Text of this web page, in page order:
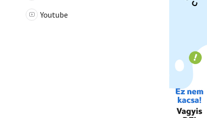
Youtube